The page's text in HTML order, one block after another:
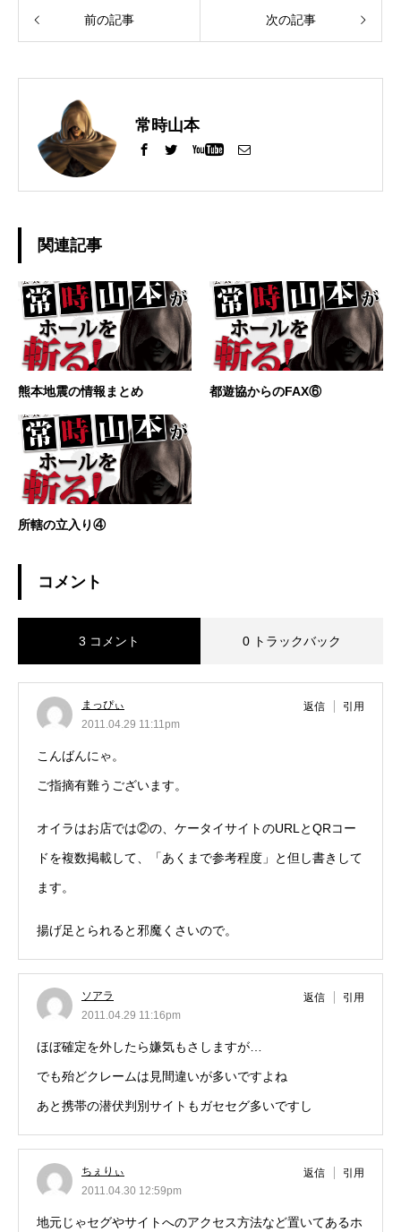
前の記事 次の記事
常時山本
関連記事
熊本地震の情報まとめ 都遊協からのFAX⑥
所轄の立入り④
コメント
3 コメント 0 トラックバック
まっぴぃ
2011.04.29 11:11pm
返信 引用
こんばんにゃ。
ご指摘有難うございます。
オイラはお店では②の、ケータイサイトのURLとQRコー
ドを複数掲載して、「あくまで参考程度」と但し書きして
ます。
揚げ足とられると邪魔くさいので。
ソアラ
2011.04.29 11:16pm
返信 引用
ほぼ確定を外したら嫌気もさしますが…
でも殆どクレームは見間違いが多いですよね
あと携帯の潜伏判別サイトもガセセグ多いですし
ちぇりぃ
2011.04.30 12:59pm
返信 引用
地元じゃセグやサイトへのアクセス方法など置いてあるホ